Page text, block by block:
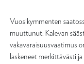
Vuosikymmenten
muuttunut: Kalevan
vakavaraisuusvaatimus
laskeneet merkittävästi